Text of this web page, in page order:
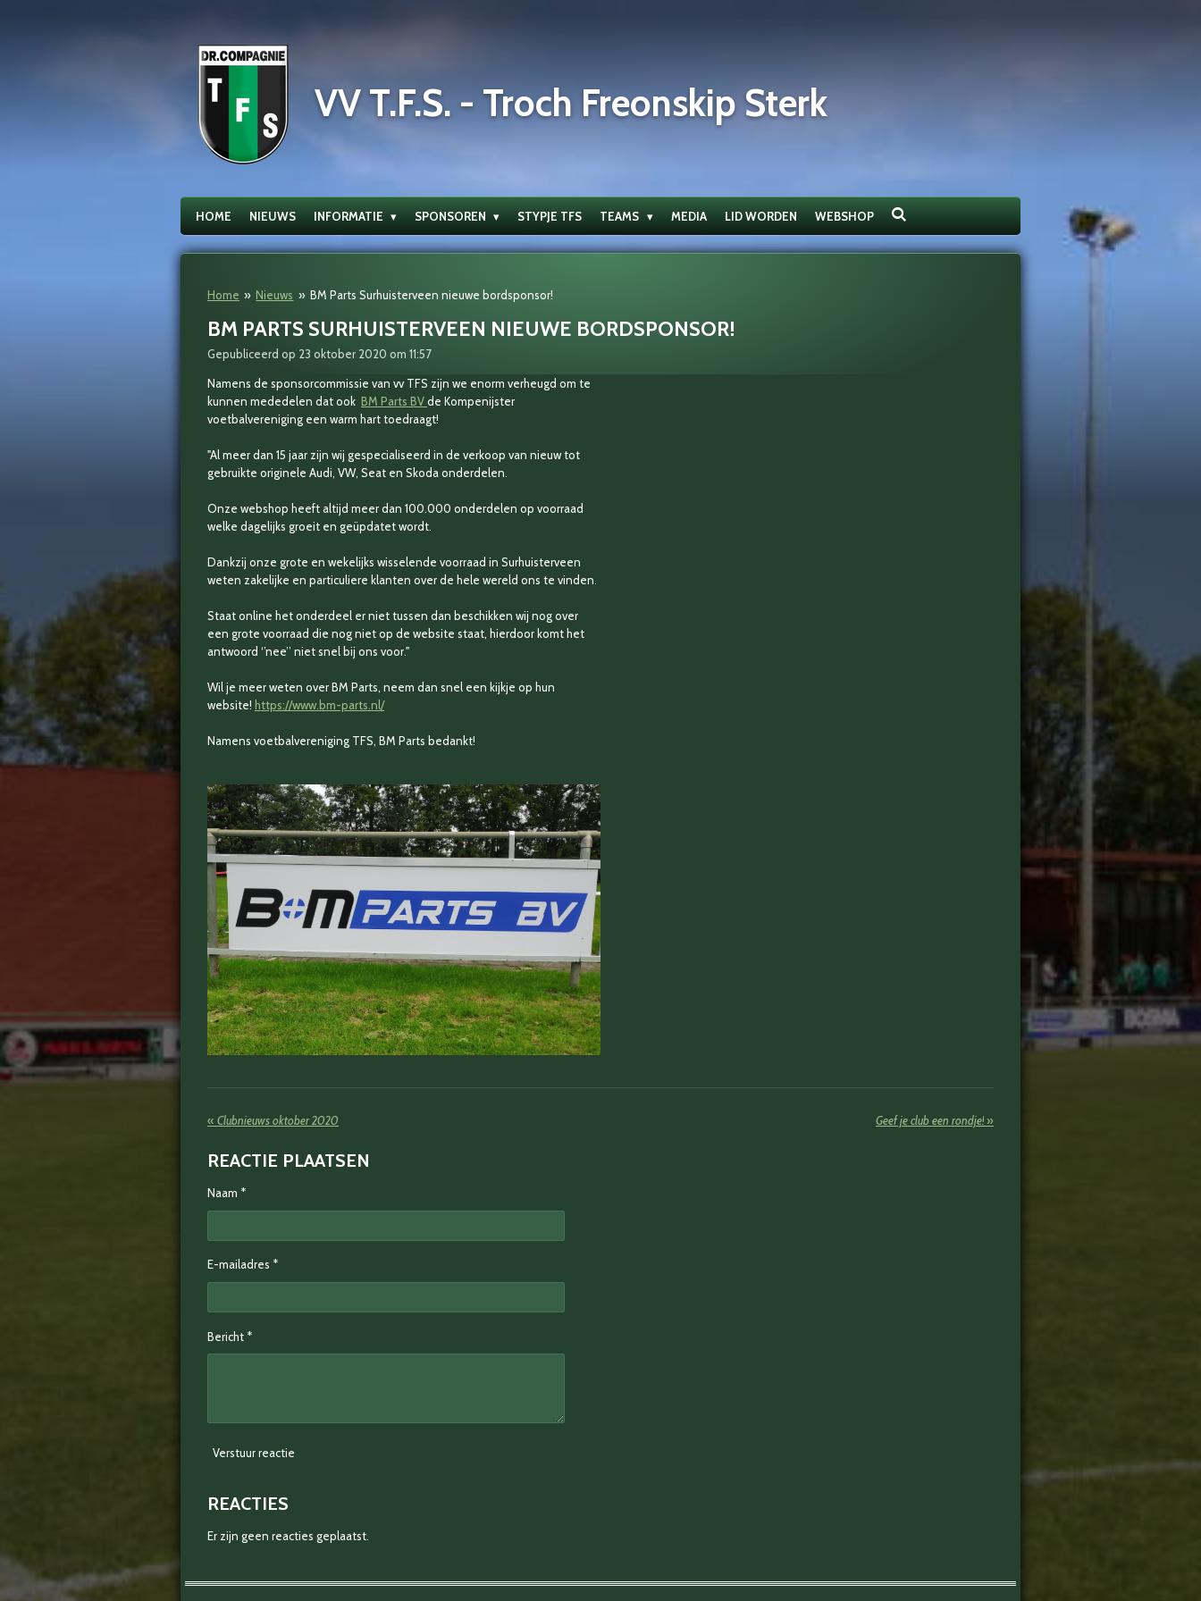
VV T.F.S. - Troch Freonskip Sterk
HOME NIEUWS INFORMATIE SPONSOREN STYPJE TFS TEAMS MEDIA LID WORDEN WEBSHOP
Home » Nieuws » BM Parts Surhuisterveen nieuwe bordsponsor!
BM PARTS SURHUISTERVEEN NIEUWE BORDSPONSOR!
Gepubliceerd op 23 oktober 2020 om 11:57
Namens de sponsorcommissie van vv TFS zijn we enorm verheugd om te
kunnen mededelen dat ook BM Parts BVde Kompenijster
voetbalvereniging een warm hart toedraagt!
"Al meer dan 15 jaar zijn wij gespecialiseerd in de verkoop van nieuw tot
gebruikte originele Audi, VW, Seat en Skoda onderdelen.
Onze webshop heeft altijd meer dan 100.000 onderdelen op voorraad
welke dagelijks groeit en geüpdatet wordt.
Dankzij onze grote en wekelijks wisselende voorraad in Surhuisterveen
weten zakelijke en particuliere klanten over de hele wereld ons te vinden.
Staat online het onderdeel er niet tussen dan beschikken wij nog over
een grote voorraad die nog niet op de website staat, hierdoor komt het
antwoord ‘’nee’’ niet snel bij ons voor."
Wil je meer weten over BM Parts, neem dan snel een kijkje op hun
website! https://www.bm-parts.nl/
Namens voetbalvereniging TFS, BM Parts bedankt!
« Clubnieuws oktober 2020 Geef je club een rondje! »
REACTIE PLAATSEN
Naam *
E-mailadres *
Bericht *
Verstuur reactie
REACTIES
Er zijn geen reacties geplaatst.